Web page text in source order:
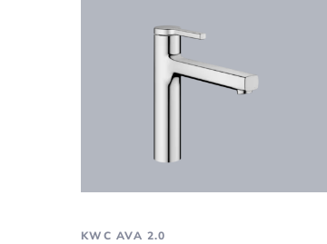
KWC AVA 2.0